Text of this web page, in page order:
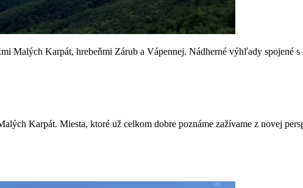
Malých Karpát, hrebeňmi Zárub a Vápennej. Nádherné výhľady spojené
Karpát. Miesta, ktoré už celkom dobre poznáme zažívame z novej